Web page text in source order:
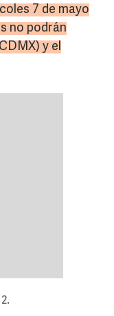
7 de mayo
no podrán
CDMX) y el